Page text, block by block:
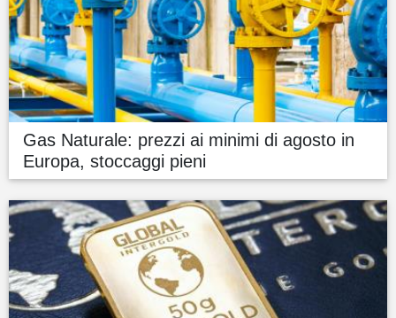
Gas Naturale: prezzi ai minimi di agosto in
Europa, stoccaggi pieni